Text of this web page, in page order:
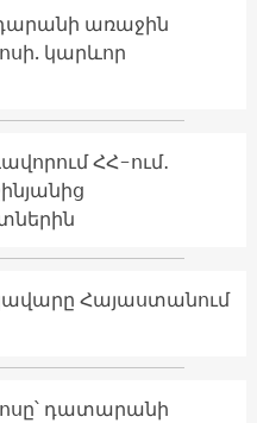
առաջին
կարևոր
ՀՀ-ում․
Հայաստանում
դատարանի